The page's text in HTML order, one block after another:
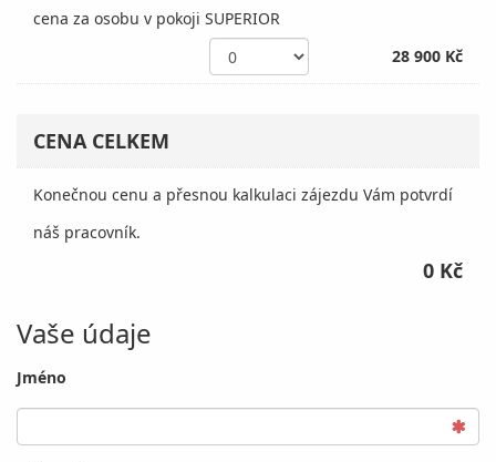
cena za osobu v pokoji SUPERIOR
28 900 Kč
CENA CELKEM
Konečnou cenu a přesnou kalkulaci zájezdu Vám potvrdí
náš pracovník.
0 Kč
Vaše údaje
Jméno